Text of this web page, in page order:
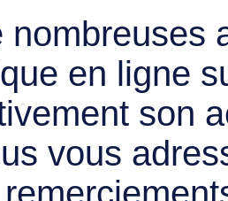
nombreuses
en ligne
son
vous